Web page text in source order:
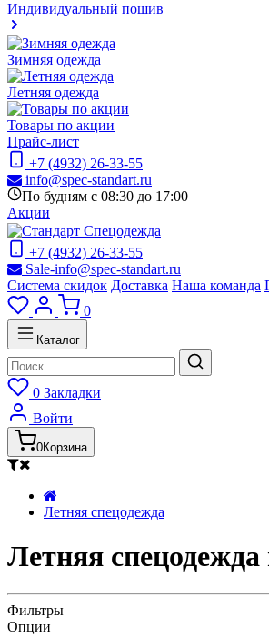
Индивидуальный пошив
Зимняя одежда
Летняя одежда
Товары по акции
Прайс-лист
+7 (4932) 26-33-55
info@spec-standart.ru
По будням с 08:30 до 17:00
Акции
+7 (4932) 26-33-55
Sale-info@spec-standart.ru
Система скидок Доставка Наша команда
0
Каталог
0 Закладки
Войти
0Корзина
Летняя спецодежда
Летняя
Фильтры
Опции